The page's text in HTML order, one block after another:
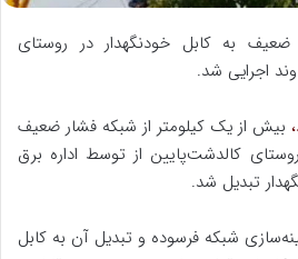
به کابل خودنگهدار در روستای
اجرایی شد.
بیش از یک کیلومتر از شبکه فشار ضعیف
کالدشت‌پایین از توسط اداره برق
تبدیل شد.
شبکه فرسوده و تبدیل آن به کابل